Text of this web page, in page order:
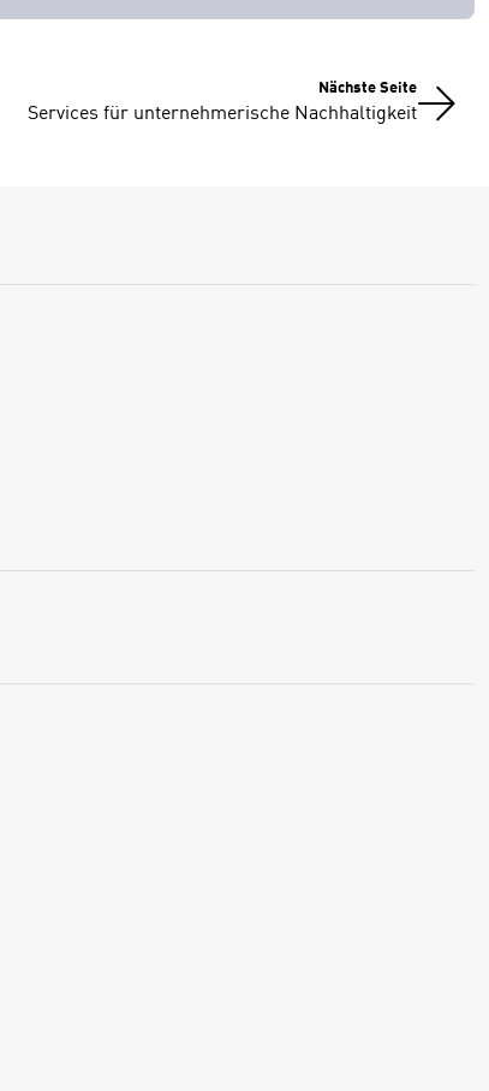
Nächste Seite
Services für unternehmerische Nachhaltigkeit